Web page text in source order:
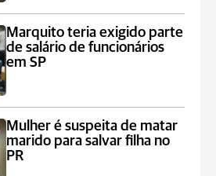
Marquito teria exigido parte
de salário de funcionários
em SP
Mulher é suspeita de matar
marido para salvar filha no
PR